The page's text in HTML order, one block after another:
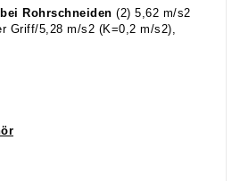
Rohrschneiden (2) 5,62 m/s2
Griff/5,28 m/s2 (K=0,2 m/s2),